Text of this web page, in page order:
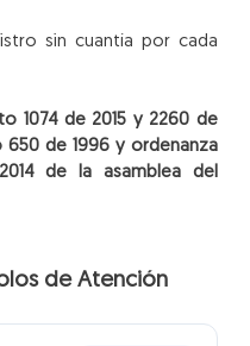
sin cuantía por cada
1074 de 2015 y 2260 de
650 de 1996 y ordenanza
de la asamblea del
de Atención